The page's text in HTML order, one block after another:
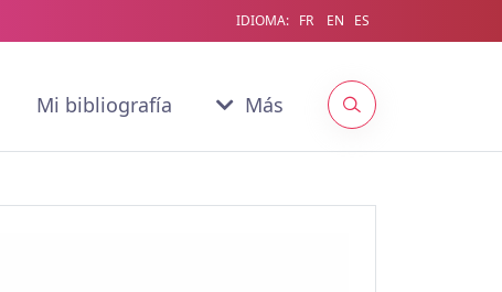
IDIOMA: FR EN ES
Mi bibliografía Más